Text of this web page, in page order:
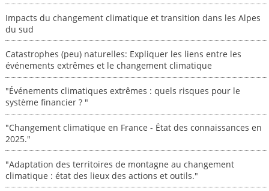
Impacts du changement climatique et transition dans les Alpes
du sud
Catastrophes (peu) naturelles: Expliquer les liens entre les
événements extrêmes et le changement climatique
"Événements climatiques extrêmes : quels risques pour le
système financier ? "
"Changement climatique en France - État des connaissances en
2025."
"Adaptation des territoires de montagne au changement
climatique : état des lieux des actions et outils."